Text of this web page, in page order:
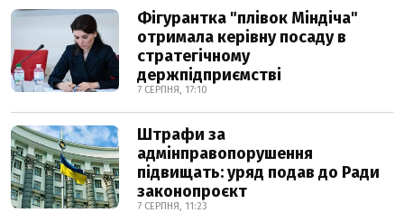
Фігурантка "плівок Міндіча"
отримала керівну посаду в
стратегічному
держпідприємстві
7 СЕРПНЯ, 17:10
Штрафи за
адмінправопорушення
підвищать: уряд подав до Ради
законопроєкт
7 СЕРПНЯ, 11:23